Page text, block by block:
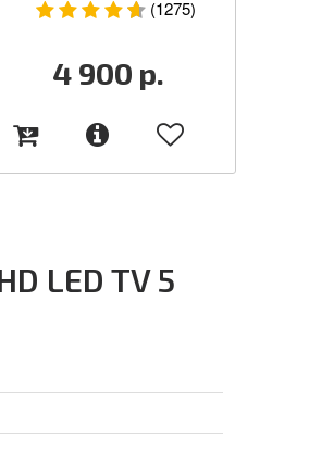
(1275)
4 900 р.
LED TV 5